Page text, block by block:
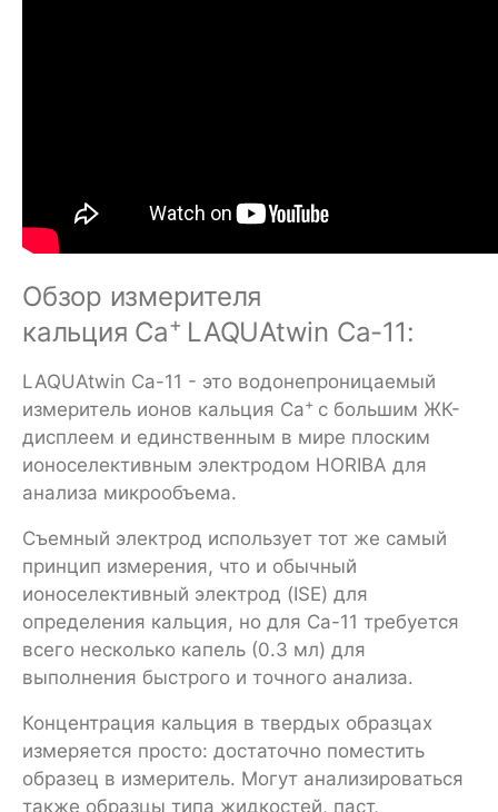
Обзор измерителя
кальция Ca+ LAQUAtwin Ca-11:
LAQUAtwin Ca-11 - это водонепрoницаемый
измеритель ионов кальция Ca+ с большим ЖК-
дисплеем и единственным в мире плоским
ионоселективным электродoм HORIBA для
анализа микрообъема.
Съемный электрод использует тот же самый
принцип измерения, что и обычный
ионоселективный электрод (ISE) для
определения кальция, но для Ca-11 требуется
всего несколько капель (0.3 мл) для
выполнения быстрого и точного анализа.
Концентрация кальция в твердых образцах
измеряется просто: достаточно поместить
образец в измеритель. Могут анализироваться
также образцы типа жидкостей, паст,